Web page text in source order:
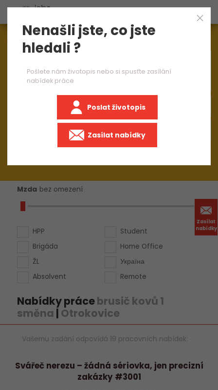
Zasílat
nabídky
Aktuálně1545nabídek práce
Mzda bez omezení
HPP
Brigáda
ŽL
Absolvent
Student
Home Office
Україна
Remote
Nabídky prácebrusič kovů 1
směna | Otrokovice
Vašemu zadání odpovídá 19 pracovních nabídek:
Svářeč nerezu – žádná sériovka, jen precizní
zakázky #3001
Nenašli jste, co jste
hledali ?
Pošlete nám životopis nebo si spusťte zasílání
nabídek práce
Poslat životopis
Zasílat nabídky